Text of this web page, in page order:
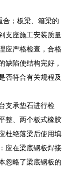
合；板梁、箱梁的
支座施工安装质量
应严格检查，合格
缺陷使结构完好，
否符合有关规程及
支承垫石进行检
整、两个板式橡胶
杜绝落梁后使用填
应在梁底钢板焊接
忽略了梁底钢板的